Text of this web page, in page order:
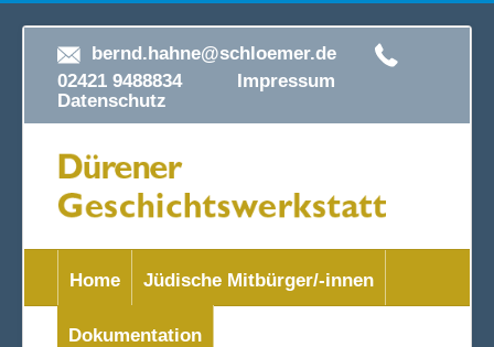
bernd.hahne@schloemer.de
02421 9488834 Impressum
Datenschutz
Home Jüdische Mitbürger/-innen
Dokumentation